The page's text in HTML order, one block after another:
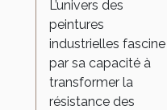
améliorent la
durabilité des
matériaux ?
L’univers des
peintures
industrielles fascine
par sa capacité à
transformer la
résistance des